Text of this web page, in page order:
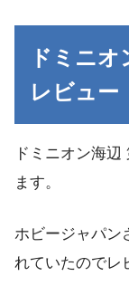
ドミニ
レビュー
ドミニオン海
ます。
ホビージャパン
れていたのでレ